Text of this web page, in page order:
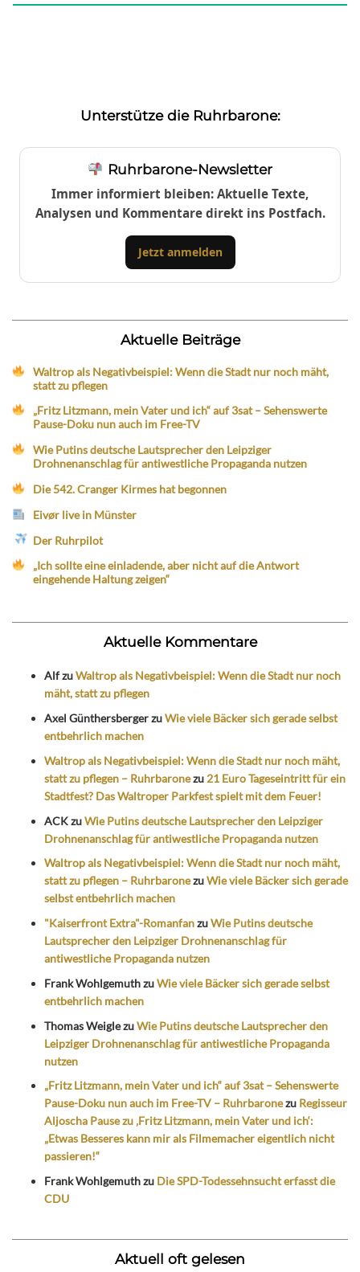
Unterstütze die Ruhrbarone:
Ruhrbarone-Newsletter
Immer informiert bleiben: Aktuelle Texte,
Analysen und Kommentare direkt ins Postfach.
Jetzt anmelden
Aktuelle Beiträge
Waltrop als Negativbeispiel: Wenn die Stadt nur noch mäht,
statt zu pflegen
„Fritz Litzmann, mein Vater und ich“ auf 3sat – Sehenswerte
Pause-Doku nun auch im Free-TV
Wie Putins deutsche Lautsprecher den Leipziger
Drohnenanschlag für antiwestliche Propaganda nutzen
Die 542. Cranger Kirmes hat begonnen
Eivør live in Münster
Der Ruhrpilot
„Ich sollte eine einladende, aber nicht auf die Antwort
eingehende Haltung zeigen“
Aktuelle Kommentare
AlfzuWaltrop als Negativbeispiel: Wenn die Stadt nur noch
mäht, statt zu pflegen
Axel GünthersbergerzuWie viele Bäcker sich gerade selbst
entbehrlich machen
Waltrop als Negativbeispiel: Wenn die Stadt nur noch mäht,
statt zu pflegen – Ruhrbaronezu 21 Euro Tageseintritt für ein
Stadtfest? Das Waltroper Parkfest spielt mit dem Feuer!
ACKzuWie Putins deutsche Lautsprecher den Leipziger
Drohnenanschlag für antiwestliche Propaganda nutzen
Waltrop als Negativbeispiel: Wenn die Stadt nur noch mäht,
statt zu pflegen – RuhrbaronezuWie viele Bäcker sich gerade
selbst entbehrlich machen
"Kaiserfront Extra"-RomanfanzuWie Putins deutsche
Lautsprecher den Leipziger Drohnenanschlag für
antiwestliche Propaganda nutzen
Frank WohlgemuthzuWie viele Bäcker sich gerade selbst
entbehrlich machen
Thomas WeiglezuWie Putins deutsche Lautsprecher den
Leipziger Drohnenanschlag für antiwestliche Propaganda
nutzen
„Fritz Litzmann, mein Vater und ich“ auf 3sat – Sehenswerte
Pause-Doku nun auch im Free-TV – Ruhrbaronezu Regisseur
Aljoscha Pause zu ‚Fritz Litzmann, mein Vater und ich‘:
„Etwas Besseres kann mir als Filmemacher eigentlich nicht
passieren!“
Frank Wohlgemuthzu Die SPD-Todessehnsucht erfasst die
CDU
Aktuell oft gelesen